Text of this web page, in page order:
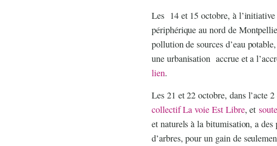
Les 14 et 15 octobre, à
périphérique au nord de
pollution de sources d’eau
une urbanisation accrue et a
lien.
Les 21 et 22 octobre, dans l’acte
collectif La voie Est Libre, et
et naturels à la bitumisation, a
d’arbres, pour un gain de